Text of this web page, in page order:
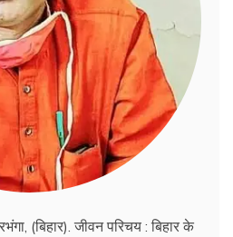
(बिहार). जीवन परिचय : बिहार के